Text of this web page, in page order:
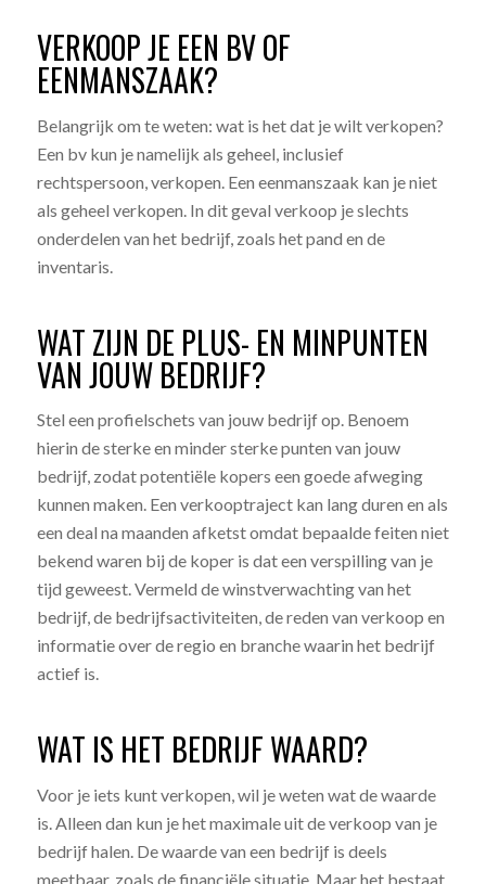
VERKOOP JE EEN BV OF
EENMANSZAAK?
Belangrijk om te weten: wat is het dat je wilt verkopen?
Een bv kun je namelijk als geheel, inclusief
rechtspersoon, verkopen. Een eenmanszaak kan je niet
als geheel verkopen. In dit geval verkoop je slechts
onderdelen van het bedrijf, zoals het pand en de
inventaris.
WAT ZIJN DE PLUS- EN MINPUNTEN
VAN JOUW BEDRIJF?
Stel een profielschets van jouw bedrijf op. Benoem
hierin de sterke en minder sterke punten van jouw
bedrijf, zodat potentiële kopers een goede afweging
kunnen maken. Een verkooptraject kan lang duren en als
een deal na maanden afketst omdat bepaalde feiten niet
bekend waren bij de koper is dat een verspilling van je
tijd geweest. Vermeld de winstverwachting van het
bedrijf, de bedrijfsactiviteiten, de reden van verkoop en
informatie over de regio en branche waarin het bedrijf
actief is.
WAT IS HET BEDRIJF WAARD?
Voor je iets kunt verkopen, wil je weten wat de waarde
is. Alleen dan kun je het maximale uit de verkoop van je
bedrijf halen. De waarde van een bedrijf is deels
meetbaar, zoals de financiële situatie. Maar het bestaat